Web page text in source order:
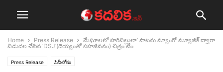
Home Press Release
మేఘాలలో హరివిల్లులా’ పాటను మ్యాంగో మ్యూజిక్ ద్వారా
విడుదల చేసిన ‘DSJ‘(దెయ్యంతో సహజీవనం) చిత్రం టీం
Press Release సినీలోకం